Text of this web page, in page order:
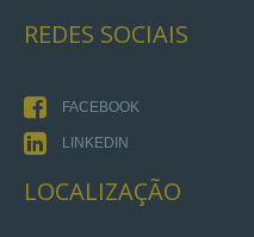
REDES SOCIAIS
FACEBOOK
LINKEDIN
LOCALIZAÇÃO